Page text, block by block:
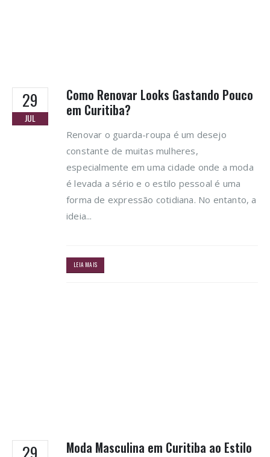
29
JUL
Como Renovar Looks Gastando Pouco
em Curitiba?
Renovar o guarda-roupa é um desejo
constante de muitas mulheres,
especialmente em uma cidade onde a moda
é levada a sério e o estilo pessoal é uma
forma de expressão cotidiana. No entanto, a
ideia...
LEIA MAIS
Moda Masculina em Curitiba ao Estilo